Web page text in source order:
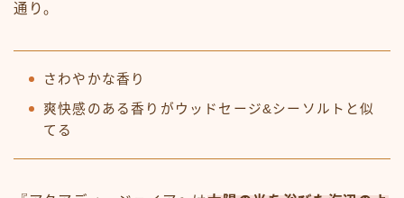
通り。
さわやかな香り
爽快感のある香りがウッドセージ&シーソルトと似
てる